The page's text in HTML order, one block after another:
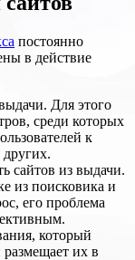
постоянно
в действие
Для этого
среди которых
к
других.
сайтов из выдачи.
из поисковика и
его проблема
который
размещает их в